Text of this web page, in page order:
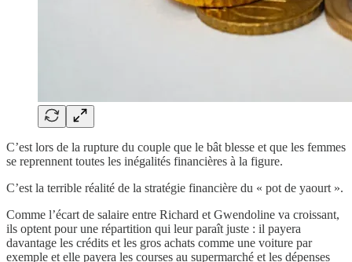
C’est lors de la rupture du couple que le bât blesse et que les femmes
se reprennent toutes les inégalités financières à la figure.
C’est la terrible réalité de la stratégie financière du « pot de yaourt ».
Comme l’écart de salaire entre Richard et Gwendoline va croissant,
ils optent pour une répartition qui leur paraît juste : il payera
davantage les crédits et les gros achats comme une voiture par
exemple et elle payera les courses au supermarché et les dépenses